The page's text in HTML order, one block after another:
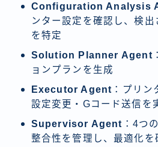
Configuration Analysis
ンター設定を確認し、検
を特定
Solution Planner Agent
ョンプランを生成
Executor Agent ：プリン
設定変更・Gコード送信を
Supervisor Agent ：4つ
整合性を管理し、最適化を